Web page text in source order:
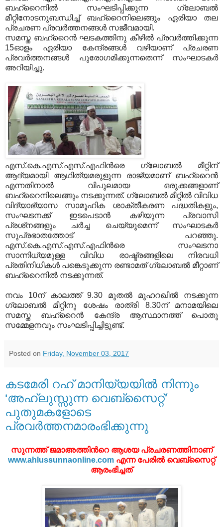
ബഹ്‌റൈനില്‍ സംഘടിപ്പിക്കുന്ന ഗ്ലോബല്‍
മീറ്റിനോടനുബന്ധിച്ച് ബഹ്‌റൈനിലെങ്ങും ഏരിയാ തല
പ്രചരണ പ്രവര്‍ത്തനങ്ങള്‍ സജീവമായി.
സമസ്ത ബഹ്‌റൈന്‍ ഘടകത്തിനു കീഴില്‍ പ്രവര്‍ത്തിക്കുന്ന
15ഓളം ഏരിയാ കേന്ദ്രങ്ങള്‍ വഴിയാണ് പ്രചരണ
പ്രവര്‍ത്തനങ്ങള്‍ പുരോഗമിക്കുന്നതെന്ന് സംഘാടകര്‍
അറിയിച്ചു.
എസ്.കെ.എസ്.എസ്.എഫിന്‍രെ ഗ്ലോബല്‍ മീറ്റിന്
ആദ്യമായി ആഥിത്യമരുളുന്ന രാജ്യമാണ് ബഹ്‌റൈന്‍
എന്നതിനാല്‍ വിപുലമായ ഒരുക്കങ്ങളാണ്
ബഹ്‌റൈനിലെങ്ങും നടക്കുന്നത്. ഗ്ലോബല്‍ മീറ്റില്‍ വിവിധ
വിദ്യാഭ്യാസ സാമൂഹിക ശാക്തീകരണ പദ്ധതികളും,
സംഘടനക്ക് ഇടപെടാന്‍ കഴിയുന്ന പ്രവാസി
പ്രശ്‌നങ്ങളും ചര്‍ച്ച ചെയ്യുമെന്ന് സംഘാടകര്‍
സുപ്രഭാതത്തോട് പറഞ്ഞു.
എസ്.കെ.എസ്.എസ്.എഫിന്‍രെ സംഘടനാ
സാന്നിധ്യമുള്ള വിവിധ രാഷ്ട്രങ്ങളിലെ നിരവധി
പ്രതിനിധികള്‍ പങ്കെടുക്കുന്ന രണ്ടാമത് ഗ്ലോബല്‍ മീറ്റാണ്
ബഹ്‌റൈനില്‍ നടക്കുന്നത്.
നവം 10ന് കാലത്ത് 9.30 മുതല്‍ മുഹറഖില്‍ നടക്കുന്ന
ഗ്ലോബല്‍ മീറ്റിനു ശേഷം രാത്രി 8.30ന് മനാമയിലെ
സമസ്ത ബഹ്‌റൈന്‍ കേന്ദ്ര ആസ്ഥാനത്ത് പൊതു
സമ്മേളനവും സംഘടിപ്പിച്ചിട്ടുണ്ട്.
Posted on Friday, November 03, 2017
കടമേരി റഹ് മാനിയ്യയില്‍ നിന്നും
‘അഹ്‌ലുസ്സുന്ന വെബ്സൈറ്റ്’
പുതുമകളോടെ
പ്രവര്‍ത്തനമാരംഭിക്കുന്നു
സുന്നത്ത് ജമാഅത്തിന്‍റെ ആശയ പ്രചരണത്തിനാണ്
www.ahlussunnaonline.com എന്ന പേരില്‍ വെബ്സൈറ്റ്
ആരംഭിച്ചത്